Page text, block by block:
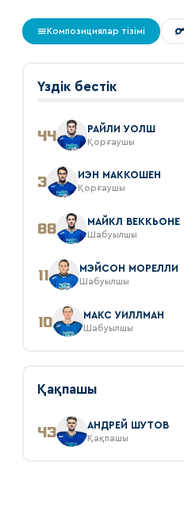
Композициялар тізімі
Үздік бестік
44 РАЙЛИ УОЛШ
Қорғаушы
3 ИЭН МАККОШЕН
Қорғаушы
88 МАЙКЛ ВЕККЬОНЕ
Шабуылшы
11 МЭЙСОН МОРЕЛЛИ
Шабуылшы
10 МАКС УИЛЛМАН
Шабуылшы
Қақпашы
43 АНДРЕЙ ШУТОВ
Қақпашы